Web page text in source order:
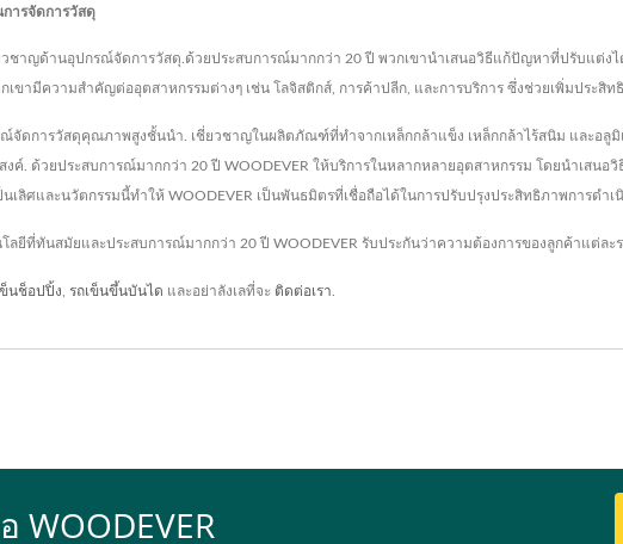
ารจัดการวัสดุ
วชาญด้านอุปกรณ์จัดการวัสดุ.ด้วยประสบการณ์มากกว่า 20 ปี พวกเขานำเสนอวิธีแก้ปัญหาที่ปรับแต่ง
ามีความสำคัญต่ออุตสาหกรรมต่างๆ เช่น โลจิสติกส์, การค้าปลีก, และการบริการ ซึ่งช่วยเพิ่มประสิ
รณ์จัดการวัสดุคุณภาพสูงชั้นนำ. เชี่ยวชาญในผลิตภัณฑ์ที่ทำจากเหล็กกล้าแข็ง เหล็กกล้าไร้สนิม และอ
งค์. ด้วยประสบการณ์มากกว่า 20 ปี WOODEVER ให้บริการในหลากหลายอุตสาหกรรม โดยนำเส
ลิศและนวัตกรรมนี้ทำให้ WOODEVER เป็นพันธมิตรที่เชื่อถือได้ในการปรับปรุงประสิทธิภาพการดำเ
ยีที่ทันสมัยและประสบการณ์มากกว่า 20 ปี WOODEVER รับประกันว่าความต้องการของลูกค้าแต่ละ
ข็นช็อปปิ้ง รถเข็นขึ้นบันได และอย่าลังเลที่จะ ติดต่อเรา
WOODEVER